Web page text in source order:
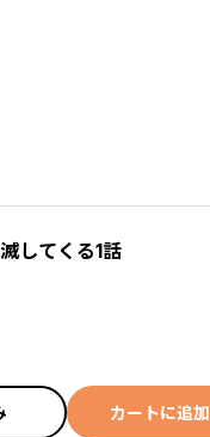
してくる1話
カートに追加